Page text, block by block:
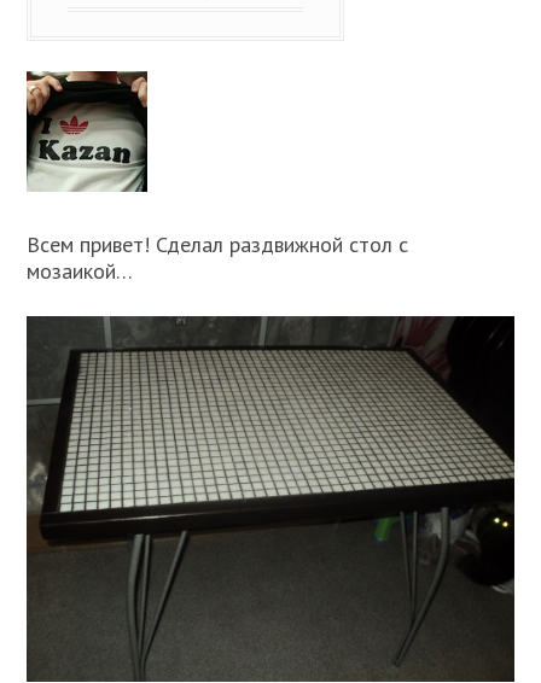
Всем привет! Сделал раздвижной стол с
мозаикой…